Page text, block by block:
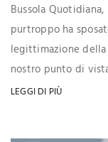
Bussola
purtroppo ha
legittimazione della
nostro punto di
LEGGI DI PIÙ